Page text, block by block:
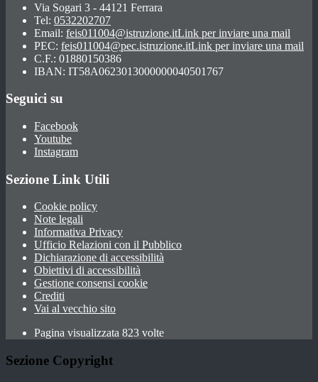
Via Sogari 3 - 44121 Ferrara
Tel: 0532202707
Email: feis011004@istruzione.itLink per inviare una mail
PEC: feis011004@pec.istruzione.itLink per inviare una mail
C.F.: 01880150386
IBAN: IT58A0623013000000040501767
Seguici su
Facebook
Youtube
Instagram
Sezione Link Utili
Cookie policy
Note legali
Informativa Privacy
Ufficio Relazioni con il Pubblico
Dichiarazione di accessibilità
Obiettivi di accessibilità
Gestione consensi cookie
Crediti
Vai al vecchio sito
Pagina visualizzata 823 volte
Sezione Copyright